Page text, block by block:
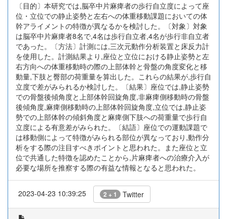
〔目的〕本研究では,脳卒中片麻痺者の歩行自立度によって座
位・立位での静止姿勢と左右への体重移動課題においての体
幹アライメントの特徴が異なるかを検討した。〔対象〕対象
は脳卒中片麻痺者8名で,4名は歩行自立者,4名が歩行非自立者
であった。〔方法〕計測には,三次元動作分析装置と床反力計
を使用した。計測結果より,座位と立位における静止姿勢と左
右方向への体重移動時の際の上部体幹と骨盤の角度変化と移
動量,下肢と臀部の荷重量を算出した。これらの結果が,歩行自
立度で差がみられるか検討した。〔結果〕座位では,静止姿勢
での骨盤後傾角度と上部体幹回旋角度,非麻痺側移動時の骨盤
後傾角度,麻痺側移動時の上部体幹回旋角度,立位では,静止姿
勢での上部体幹の傾斜角度と麻痺側下肢への荷重量で歩行自
立度による有意差がみられた。〔結語〕座位での運動課題で
は移動側によって特徴がみられる部位が異なっており,動作分
析をする際の注目すべきポイントと思われた。また座位と立
位で共通した特徴を認めたことから,片麻痺者への治療介入が
必要な場所を推察する際の有益な情報となると思われた。
2023-04-23 10:39:25 2 + 1 Twitter